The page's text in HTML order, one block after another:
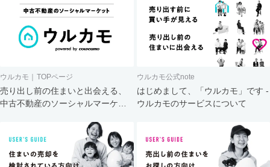
ウルカモ｜TOPページ
売り出し前の住まいと出会える、
中古不動産のソーシャルマーケッ
ウルカモ公式note
はじめまして、「ウルカモ」です -
ウルカモのサービスについて